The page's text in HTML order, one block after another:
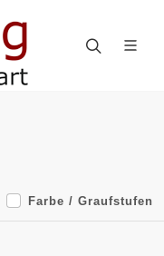
Farbe / Graufstufen